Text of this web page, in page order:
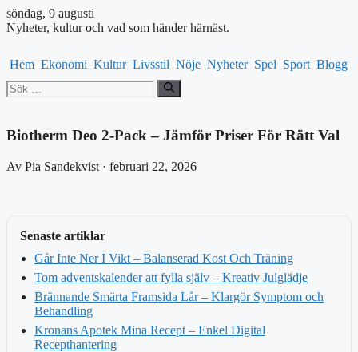
söndag, 9 augusti
Nyheter, kultur och vad som händer härnäst.
Hem Ekonomi Kultur Livsstil Nöje Nyheter Spel Sport Blogg
Sök
efter:
Biotherm Deo 2-Pack – Jämför Priser För Rätt Val
Av Pia Sandekvist · februari 22, 2026
Senaste artiklar
Går Inte Ner I Vikt – Balanserad Kost Och Träning
Tom adventskalender att fylla själv – Kreativ Julglädje
Brännande Smärta Framsida Lår – Klargör Symptom och
Behandling
Kronans Apotek Mina Recept – Enkel Digital
Recepthantering